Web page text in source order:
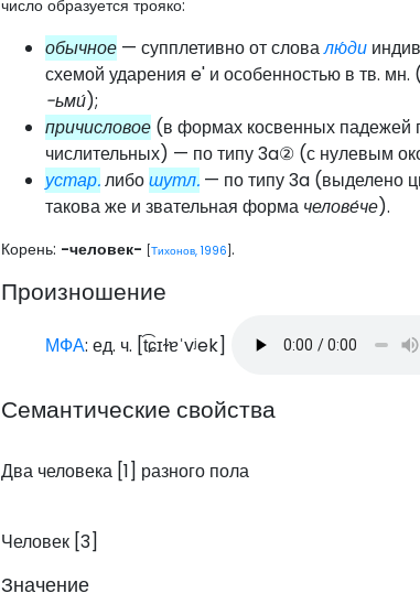
число образуется трояко:
обычное — супплетивно от словалю́ди
схемой ударения e' и особенностью в тв. мн.
-ьми́);
причисловое (в формах косвенных падежей
числительных) — по типу 3a② (с нулевым
устар.либошутл. — по типу 3a (выделено
такова же и звательная форма челове́че).
Корень: -человек- [Тихонов, 1996 ].
Произношение
МФА: ед. ч. [t͡ɕɪɫɐˈvʲek]
Семантические свойства
Два человека [1] разного пола
Человек [3]
Значение